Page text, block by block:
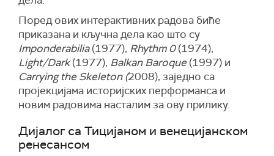
Поред ових интерактивних радова биће
приказана и кључна дела као што су
Imponderabilia(1977), Rhythm 0(1974),
Light/Dark(1977), Balkan Baroque(1997) и
Carrying the Skeleton (2008), заједно са
пројекцијама историјских перформанса и
новим радовима насталим за ову прилику.
Дијалог са Тицијаном и венецијанском
ренесансом